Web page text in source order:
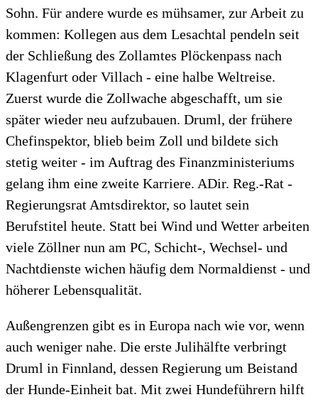
Sohn. Für andere wurde es mühsamer, zur Arbeit zu
kommen: Kollegen aus dem Lesachtal pendeln seit
der Schließung des Zollamtes Plöckenpass nach
Klagenfurt oder Villach - eine halbe Weltreise.
Zuerst wurde die Zollwache abgeschafft, um sie
später wieder neu aufzubauen. Druml, der frühere
Chefinspektor, blieb beim Zoll und bildete sich
stetig weiter - im Auftrag des Finanzministeriums
gelang ihm eine zweite Karriere. ADir. Reg.-Rat -
Regierungsrat Amtsdirektor, so lautet sein
Berufstitel heute. Statt bei Wind und Wetter arbeiten
viele Zöllner nun am PC, Schicht-, Wechsel- und
Nachtdienste wichen häufig dem Normaldienst - und
höherer Lebensqualität.
Außengrenzen gibt es in Europa nach wie vor, wenn
auch weniger nahe. Die erste Julihälfte verbringt
Druml in Finnland, dessen Regierung um Beistand
der Hunde-Einheit bat. Mit zwei Hundeführern hilft